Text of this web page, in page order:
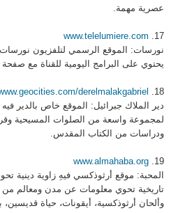
عصرية مهمة.
17.
www.telelumiere.com
نورسات: الموقع الرسمي لتلفزيون نورسات
يحتوي على البرامج اليومية للقناة مع صفحة
18.
derelmalakgabriel
دير الملاك جبرائيل: الموقع خاص بالدير
لمجموعة واسعة من الصلوات المسيحية
ودراسات من الكتاب المقدس.
19.
www.almahaba.org
المحبة: موقع أرثوذكسي فيهِ زاوية دينية
تاريخية تحوي معلومات عن مدن ومعالم من
وألحان أرثوذكسية، أيقونات، حياة قديسين،